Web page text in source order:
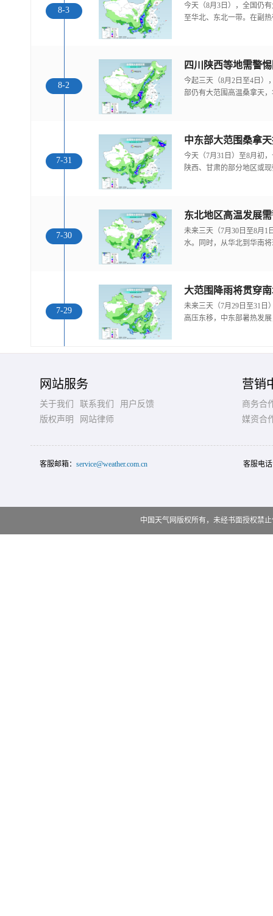
8-3
今天（8月3日），全国仍
至华北、东北一带。在副
8-2
今起三天（8月2日至4日）
部仍有大范围高温桑拿天
7-31
中东部大范围桑拿
今天（7月31日）至8月初
陕西、甘肃的部分地区或
7-30
东北地区高温发展
未来三天（7月30日至8月1
水。同时，从华北到华南
7-29
大范围降雨将贯穿
未来三天（7月29日至31日
高压东移，中东部暑热发
网站服务
关于我们 联系我们
用户反馈
版权声明
网站律师
营销
商务合
媒资合
客服邮箱： service@weather.com.cn 客服电
中国天气网版权所有，未经书面授权